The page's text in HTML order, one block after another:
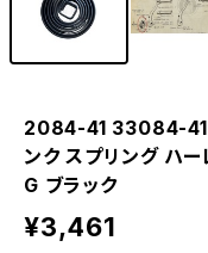
2084-41 33084-41
ンク スプリング ハ
G ブラック
¥3,461